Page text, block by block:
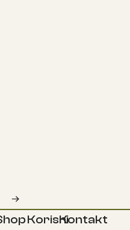
→
KorisniKontakt